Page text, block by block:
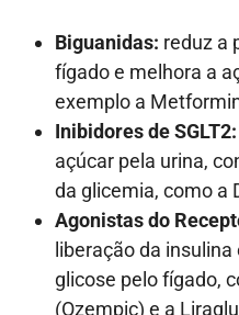
Biguanidas: reduz a
fígado e melhora a
exemplo a
Inibidores de SGLT2:
açúcar pela urina,
da glicemia, como a
Agonistas do
liberação da
glicose pelo fígado,
(Ozempic) e a